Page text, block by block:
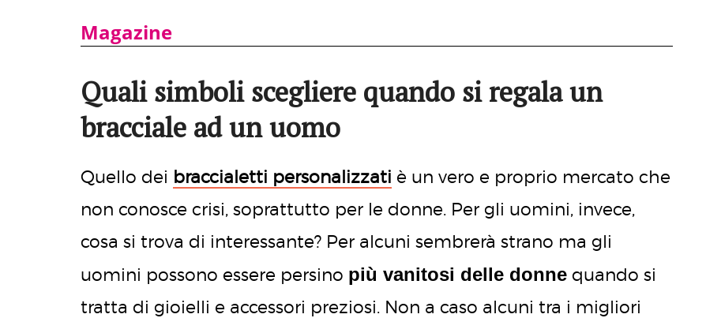
Magazine
Quali simboli scegliere quando si regala un
bracciale ad un uomo
Quello dei braccialetti personalizzati è un vero e proprio mercato che
non conosce crisi, soprattutto per le donne. Per gli uomini, invece,
cosa si trova di interessante? Per alcuni sembrerà strano ma gli
uomini possono essere persino più vanitosi delle donne quando si
tratta di gioielli e accessori preziosi. Non a caso alcuni tra i migliori